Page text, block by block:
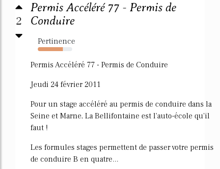
2
Permis Accéléré 77 - Permis de
Conduire
Pertinence
73%
Permis Accéléré 77 - Permis de Conduire
Jeudi 24 février 2011
Pour un stage accéléré au permis de conduire dans la
Seine et Marne, La Bellifontaine est l'auto-école qu'il
faut !
Les formules stages permettent de passer votre permis
de conduire B en quatre...